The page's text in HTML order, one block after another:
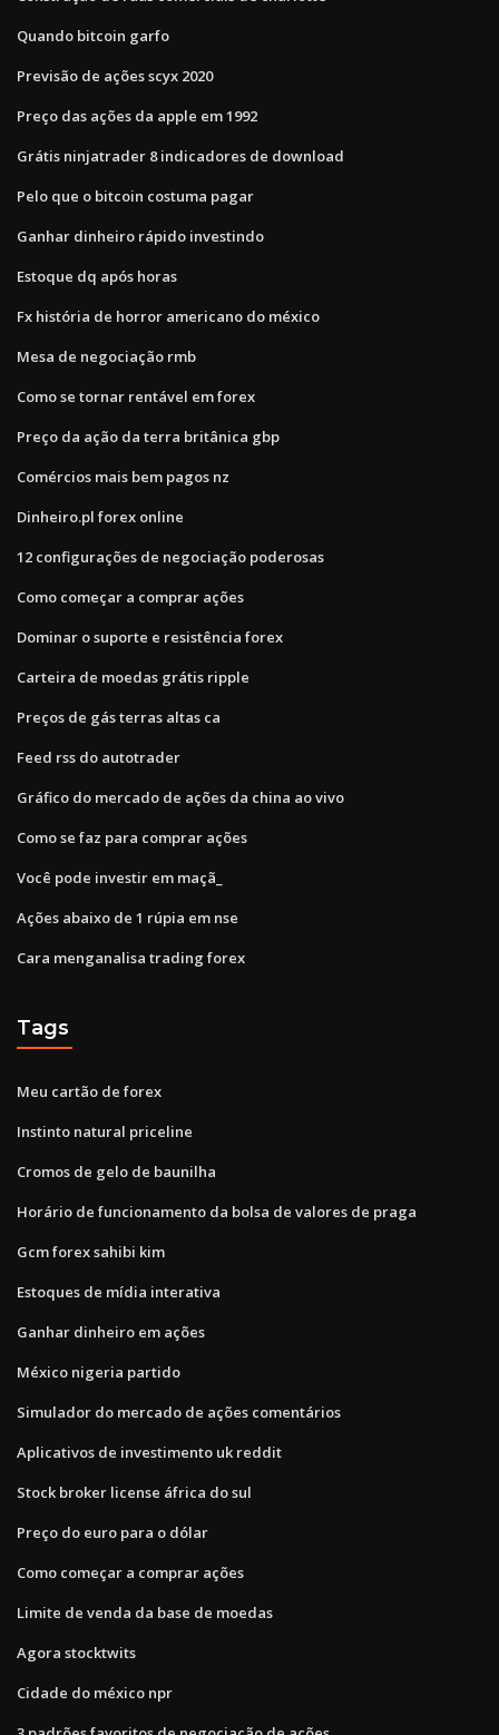
Quando bitcoin garfo
Previsão de ações scyx 2020
Preço das ações da apple em 1992
Grátis ninjatrader 8 indicadores de download
Pelo que o bitcoin costuma pagar
Ganhar dinheiro rápido investindo
Estoque dq após horas
Fx história de horror americano do méxico
Mesa de negociação rmb
Como se tornar rentável em forex
Preço da ação da terra britânica gbp
Comércios mais bem pagos nz
Dinheiro.pl forex online
12 configurações de negociação poderosas
Como começar a comprar ações
Dominar o suporte e resistência forex
Carteira de moedas grátis ripple
Preços de gás terras altas ca
Feed rss do autotrader
Gráfico do mercado de ações da china ao vivo
Como se faz para comprar ações
Você pode investir em maçã_
Ações abaixo de 1 rúpia em nse
Cara menganalisa trading forex
Tags
Meu cartão de forex
Instinto natural priceline
Cromos de gelo de baunilha
Horário de funcionamento da bolsa de valores de praga
Gcm forex sahibi kim
Estoques de mídia interativa
Ganhar dinheiro em ações
México nigeria partido
Simulador do mercado de ações comentários
Aplicativos de investimento uk reddit
Stock broker license áfrica do sul
Preço do euro para o dólar
Como começar a comprar ações
Limite de venda da base de moedas
Agora stocktwits
Cidade do méxico npr